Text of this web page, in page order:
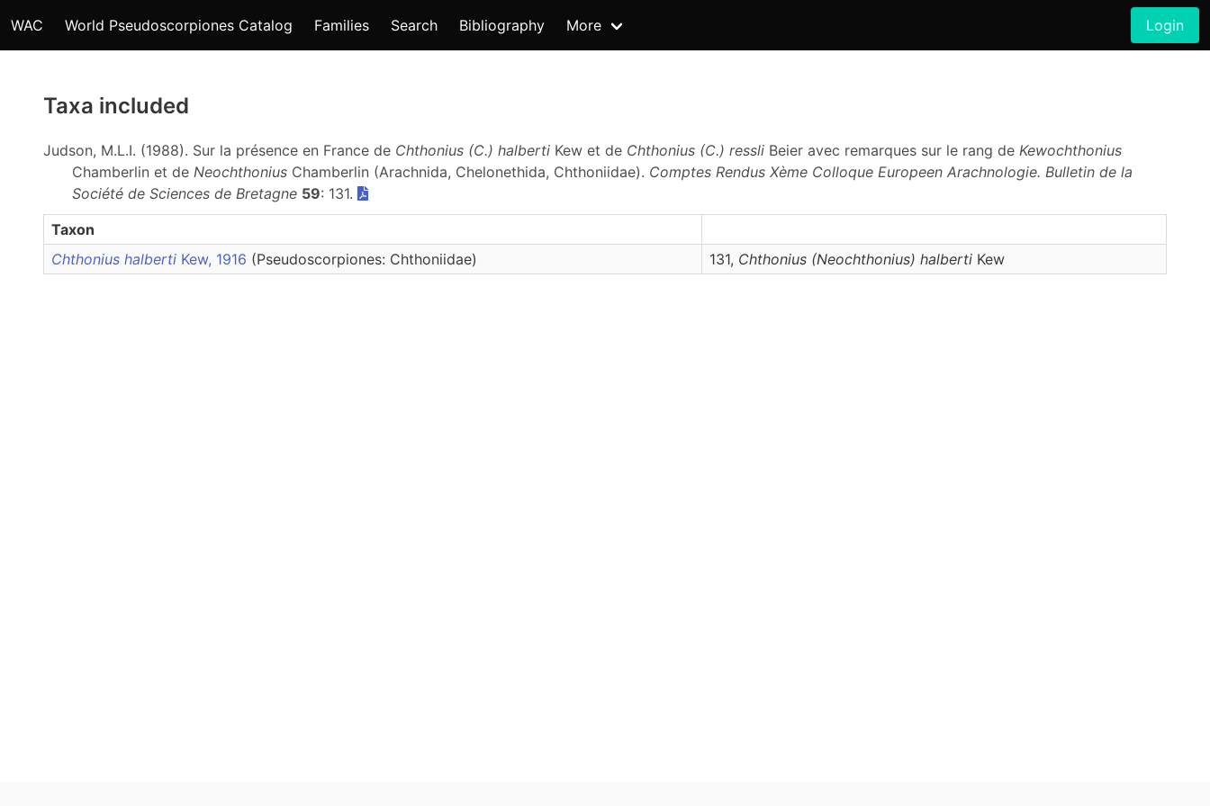
WAC World Pseudoscorpiones Catalog Families Search Bibliography More Login
Taxa included
Judson, M.L.I. (1988). Sur la présence en France de Chthonius (C.) halberti Kew et de Chthonius (C.) ressli Beier avec remarques sur le rang de Kewochthonius
Chamberlin et de Neochthonius Chamberlin (Arachnida, Chelonethida, Chthoniidae). Comptes Rendus Xème Colloque Europeen Arachnologie. Bulletin de la
Société de Sciences de Bretagne 59: 131.
Taxon
Chthonius halberti Kew, 1916 (Pseudoscorpiones: Chthoniidae) 131, Chthonius (Neochthonius) halberti Kew